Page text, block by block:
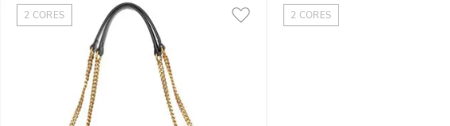
2 CORES 2 CORES